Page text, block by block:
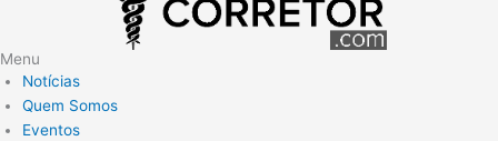
Menu
Notícias
Quem Somos
Eventos